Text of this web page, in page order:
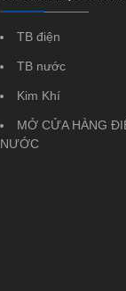
TB điện
TB nước
Kim Khí
MỞ CỬA HÀNG
NƯỚC